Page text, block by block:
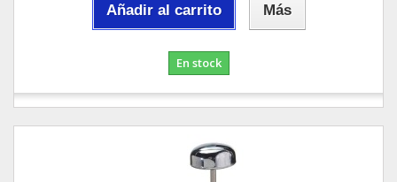
Añadir al carrito Más
En stock